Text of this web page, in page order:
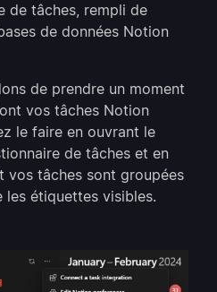
de tâches, rempli de
de données Notion
de prendre un moment
vos tâches Notion
le faire en ouvrant le
de tâches et en
vos tâches sont groupées
les étiquettes visibles.